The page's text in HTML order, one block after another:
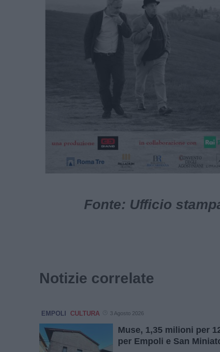
Fonte: Ufficio
Notizie correlate
EMPOLI CULTURA 3 Agosto 2026
Muse, 1,35 milioni per
per Empoli e San